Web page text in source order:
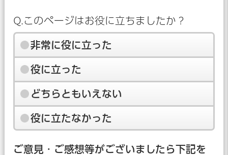
Q.このページはお役に立ちましたか？
非常に役に立った
役に立った
どちらともいえない
役に立たなかった
ご意見・ご感想等がございましたら下記を